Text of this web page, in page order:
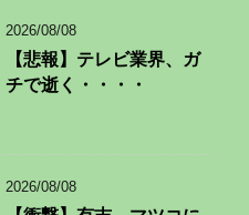
2026/08/08
【悲報】テレビ業界、ガ
チで逝く・・・・
2026/08/08